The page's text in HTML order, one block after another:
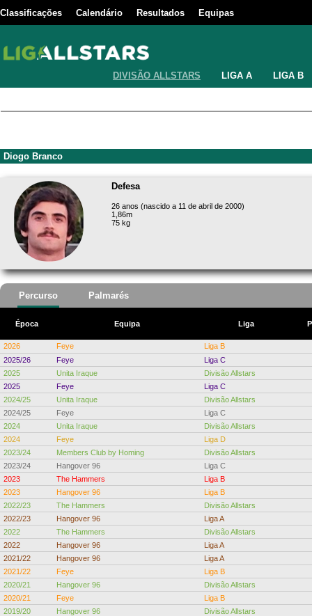
Classificações Calendário Resultados Equipas
DIVISÃO ALLSTARS LIGA A LIGA B
Diogo Branco
Defesa
26 anos (nascido a 11 de abril de 2000)
1,86m
75 kg
Percurso Palmarés
Época Equipa Liga
2026 Feye
Liga B
2025/26
Feye
Liga C
2025
Unita Iraque
Divisão Allstars
2025
Feye
Liga C
2024/25
Unita Iraque
Divisão Allstars
2024/25
Feye
Liga C
2024
Unita Iraque
Divisão Allstars
2024
Feye
Liga D
2023/24
Members Club by Homing
Divisão Allstars
2023/24
Hangover 96
Liga C
2023
The Hammers
Liga B
2023
Hangover 96
Liga B
2022/23
The Hammers
Divisão Allstars
2022/23
Hangover 96
Liga A
2022
The Hammers
Divisão Allstars
2022
Hangover 96
Liga A
2021/22
Hangover 96
Liga A
2021/22
Feye
Liga B
2020/21
Hangover 96
Divisão Allstars
2020/21
Feye
Liga B
2019/20
Hangover 96
Divisão Allstars